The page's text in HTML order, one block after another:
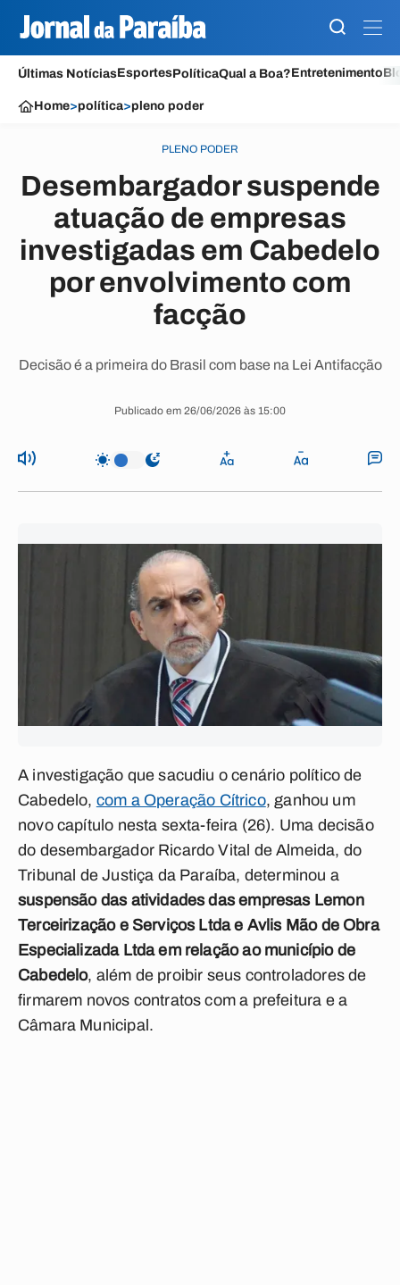
Últimas NotíciasEsportesPolíticaQual a Boa?Entretenimento
Home>política>pleno poder
PLENO PODER
Desembargador suspende
atuação de empresas
investigadas em Cabedelo
por envolvimento com
facção
Decisão é a primeira do Brasil com base na Lei Antifacção
Publicado em 26/06/2026 às 15:00
A investigação que sacudiu o cenário político de
Cabedelo, com a Operação Cítrico, ganhou um
novo capítulo nesta sexta-feira (26). Uma decisão
do desembargador Ricardo Vital de Almeida, do
Tribunal de Justiça da Paraíba, determinou a
suspensão das atividades das empresas Lemon
Terceirização e Serviços Ltda e Avlis Mão de Obra
Especializada Ltda em relação ao município de
Cabedelo, além de proibir seus controladores de
firmarem novos contratos com a prefeitura e a
Câmara Municipal.